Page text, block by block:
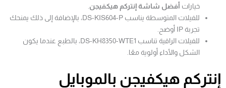
خيارات أفضل شاشة إنتركم هيكفيجن
للفيلات المتوسطة يناسب DS-KIS604-P، بالإضافة إلى ذلك يمنحك
تجربة IP أوضح.
للفيلات الراقية تناسب DS-KH8350-WTE1، بالطبع عندما يكون
الشكل والأداء أولوية معًا.
إنتركم هيكفيجن بالموبايل